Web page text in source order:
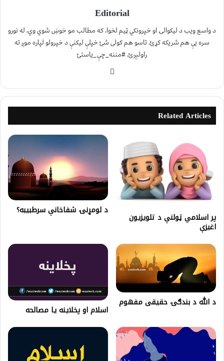
Editorial
د واسع ویب د لیکوالۍ او خپرونکي ټیم لخوا. که مطالب مو خوښ شوي وي، له نورو
سره یې هم شریکه کړئ. تاسو هم کولی شئ خپلې لیکنې د خپرولو لپاره موږ ته
راولېږئ. #مننه_چې_یاستئ
Related Articles
پر اسلامي ټولنې د تلويزيون
اغيزې
د لومړنۍ شفاخانې سرطبيبه؟
د الله د بندګۍ حقیقی مفهوم
اسلام او پخلاینه یا مصالحه